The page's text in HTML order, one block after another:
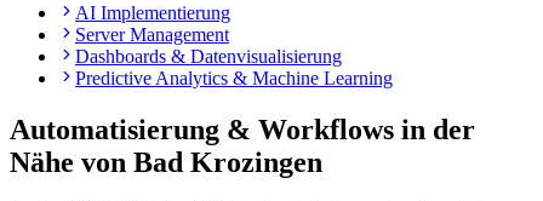
AI Implementierung
Server Management
Dashboards & Datenvisualisierung
Predictive Analytics & Machine Learning
Automatisierung & Workflows in der
Nähe von Bad Krozingen